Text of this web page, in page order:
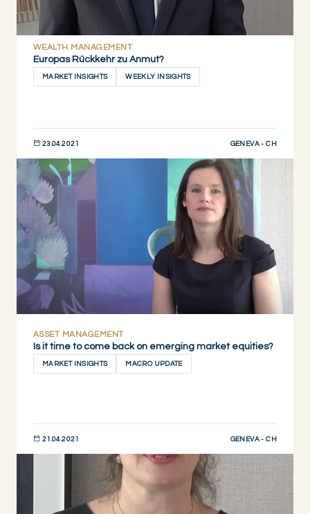
WEALTH MANAGEMENT
Europas Rückkehr zu Anmut?
MARKET INSIGHTS WEEKLY INSIGHTS
23.04.2021 GENEVA - CH
JETZT ENTDECKEN
ASSET MANAGEMENT
Is it time to come back on emerging market equities?
MARKET INSIGHTS MACRO UPDATE
21.04.2021 GENEVA - CH
JETZT ENTDECKEN